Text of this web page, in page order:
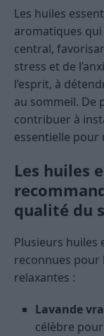
Les huiles
aromatiques
central,
stress et de
l’esprit, à
au sommeil. De
contribuer à
essentielle pour
Les huiles
qualité du
Plusieurs huiles
reconnues
relaxantes :
Lavande
célèbre